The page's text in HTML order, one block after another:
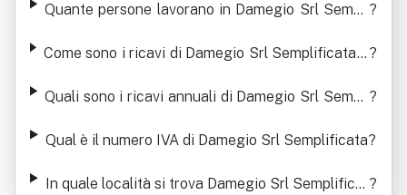
Quante persone lavorano in Damegio Srl Sempli ?
Come sono i ricavi di Damegio Srl Semplificata n ?
Quali sono i ricavi annuali di Damegio Srl Sempli ?
Qual è il numero IVA di Damegio Srl Semplificata?
In quale località si trova Damegio Srl Semplificat ?